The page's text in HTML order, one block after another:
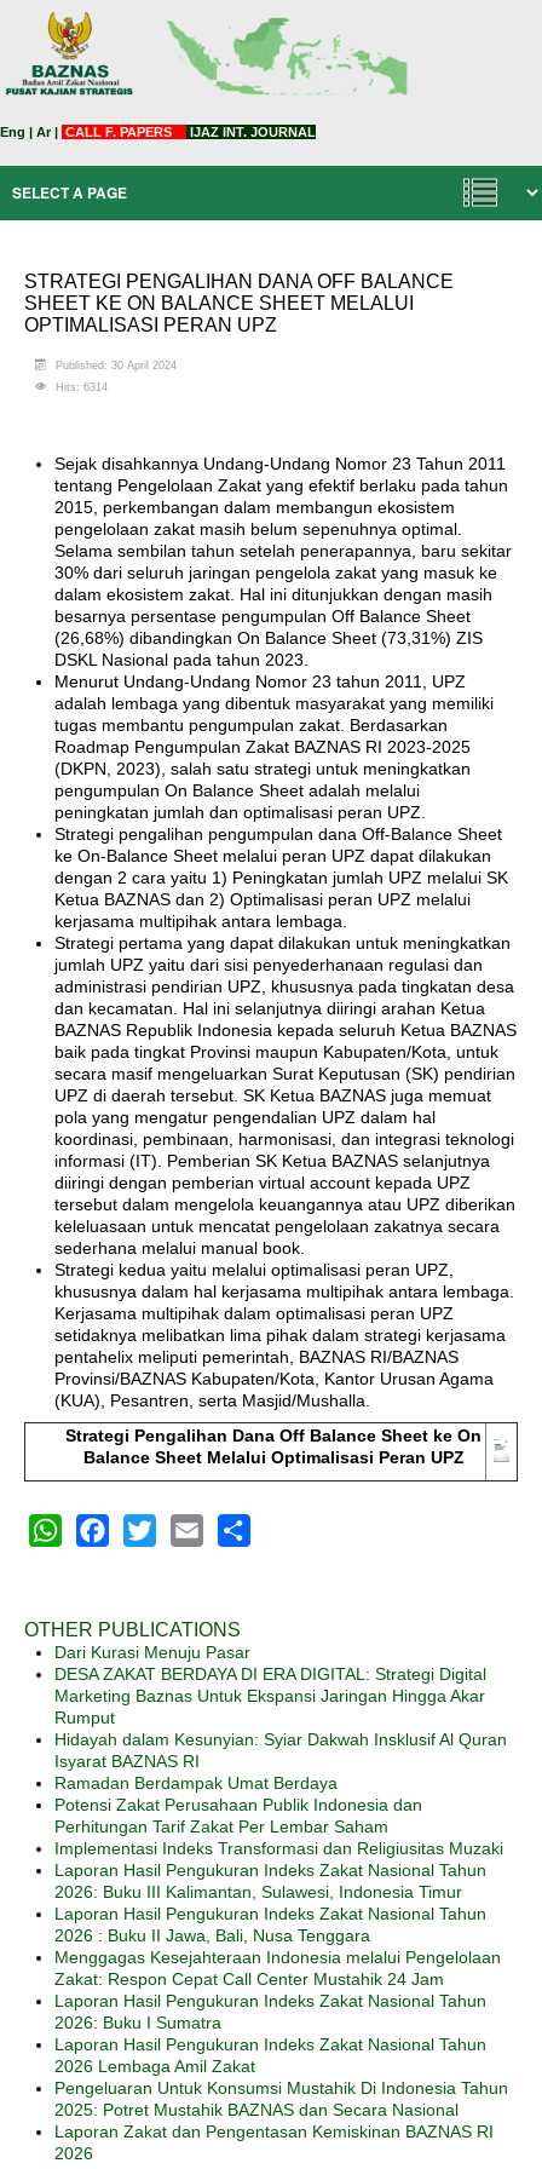
Eng | Ar| CALL F. PAPERS IJAZ INT. JOURNAL
STRATEGI PENGALIHAN DANA OFF BALANCE
SHEET KE ON BALANCE SHEET MELALUI
OPTIMALISASI PERAN UPZ
Published: 30 April 2024
Hits: 6314
Sejak disahkannya Undang-Undang Nomor 23 Tahun 2011
tentang Pengelolaan Zakat yang efektif berlaku pada tahun
2015, perkembangan dalam membangun ekosistem
pengelolaan zakat masih belum sepenuhnya optimal.
Selama sembilan tahun setelah penerapannya, baru sekitar
30% dari seluruh jaringan pengelola zakat yang masuk ke
dalam ekosistem zakat. Hal ini ditunjukkan dengan masih
besarnya persentase pengumpulan Off Balance Sheet
(26,68%) dibandingkan On Balance Sheet (73,31%) ZIS
DSKL Nasional pada tahun 2023.
Menurut Undang-Undang Nomor 23 tahun 2011, UPZ
adalah lembaga yang dibentuk masyarakat yang memiliki
tugas membantu pengumpulan zakat. Berdasarkan
Roadmap Pengumpulan Zakat BAZNAS RI 2023-2025
(DKPN, 2023), salah satu strategi untuk meningkatkan
pengumpulan On Balance Sheet adalah melalui
peningkatan jumlah dan optimalisasi peran UPZ.
Strategi pengalihan pengumpulan dana Off-Balance Sheet
ke On-Balance Sheet melalui peran UPZ dapat dilakukan
dengan 2 cara yaitu 1) Peningkatan jumlah UPZ melalui SK
Ketua BAZNAS dan 2) Optimalisasi peran UPZ melalui
kerjasama multipihak antara lembaga.
Strategi pertama yang dapat dilakukan untuk meningkatkan
jumlah UPZ yaitu dari sisi penyederhanaan regulasi dan
administrasi pendirian UPZ, khususnya pada tingkatan desa
dan kecamatan. Hal ini selanjutnya diiringi arahan Ketua
BAZNAS Republik Indonesia kepada seluruh Ketua BAZNAS
baik pada tingkat Provinsi maupun Kabupaten/Kota, untuk
secara masif mengeluarkan Surat Keputusan (SK) pendirian
UPZ di daerah tersebut. SK Ketua BAZNAS juga memuat
pola yang mengatur pengendalian UPZ dalam hal
koordinasi, pembinaan, harmonisasi, dan integrasi teknologi
informasi (IT). Pemberian SK Ketua BAZNAS selanjutnya
diiringi dengan pemberian virtual account kepada UPZ
tersebut dalam mengelola keuangannya atau UPZ diberikan
keleluasaan untuk mencatat pengelolaan zakatnya secara
sederhana melalui manual book.
Strategi kedua yaitu melalui optimalisasi peran UPZ,
khususnya dalam hal kerjasama multipihak antara lembaga.
Kerjasama multipihak dalam optimalisasi peran UPZ
setidaknya melibatkan lima pihak dalam strategi kerjasama
pentahelix meliputi pemerintah, BAZNAS RI/BAZNAS
Provinsi/BAZNAS Kabupaten/Kota, Kantor Urusan Agama
(KUA), Pesantren, serta Masjid/Mushalla.
Strategi Pengalihan Dana Off Balance Sheet ke On
Balance Sheet Melalui Optimalisasi Peran UPZ
OTHER PUBLICATIONS
Dari Kurasi Menuju Pasar
DESA ZAKAT BERDAYA DI ERA DIGITAL: Strategi Digital
Marketing Baznas Untuk Ekspansi Jaringan Hingga Akar
Rumput
Hidayah dalam Kesunyian: Syiar Dakwah Insklusif Al Quran
Isyarat BAZNAS RI
Ramadan Berdampak Umat Berdaya
Potensi Zakat Perusahaan Publik Indonesia dan
Perhitungan Tarif Zakat Per Lembar Saham
Implementasi Indeks Transformasi dan Religiusitas Muzaki
Laporan Hasil Pengukuran Indeks Zakat Nasional Tahun
2026: Buku III Kalimantan, Sulawesi, Indonesia Timur
Laporan Hasil Pengukuran Indeks Zakat Nasional Tahun
2026 : Buku II Jawa, Bali, Nusa Tenggara
Menggagas Kesejahteraan Indonesia melalui Pengelolaan
Zakat: Respon Cepat Call Center Mustahik 24 Jam
Laporan Hasil Pengukuran Indeks Zakat Nasional Tahun
2026: Buku I Sumatra
Laporan Hasil Pengukuran Indeks Zakat Nasional Tahun
2026 Lembaga Amil Zakat
Pengeluaran Untuk Konsumsi Mustahik Di Indonesia Tahun
2025: Potret Mustahik BAZNAS dan Secara Nasional
Laporan Zakat dan Pengentasan Kemiskinan BAZNAS RI
2026